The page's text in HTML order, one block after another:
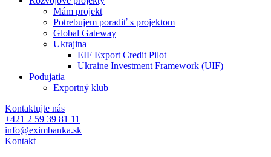
Mám projekt
Potrebujem poradiť s projektom
Global Gateway
Ukrajina
EIF Export Credit Pilot
Ukraine Investment Framework (UIF)
Podujatia
Exportný klub
Kontaktujte nás
+421 2 59 39 81 11
info@eximbanka.sk
Kontakt